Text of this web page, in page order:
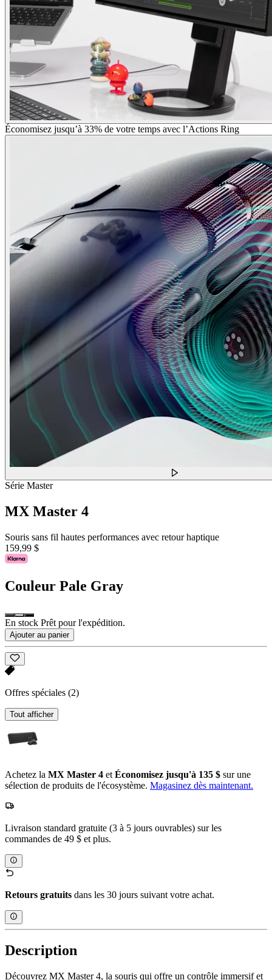
Économisez jusqu’à 33% de votre temps avec l’Actions Ring
Série Master
MX Master 4
Souris sans fil hautes performances avec retour haptique
159,99 $
Couleur Pale Gray
En stock Prêt pour l'expédition.
Ajouter au panier
Offres spéciales (2)
Tout afficher
Achetez la MX Master 4 et Économisez jusqu'à 135 $ sur une
sélection de produits de l'écosystème. Magasinez dès maintenant.
Livraison standard gratuite (3 à 5 jours ouvrables) sur les
commandes de 49 $ et plus.
Retours gratuits dans les 30 jours suivant votre achat.
Description
Découvrez MX Master 4, la souris qui offre un contrôle immersif et